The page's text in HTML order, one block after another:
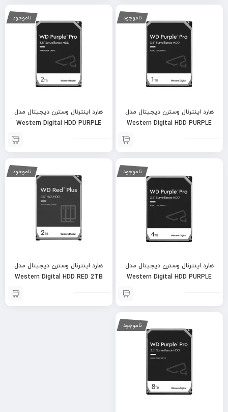
ناموجود
هارد اینترنال وسترن دیجیتال مدل
Western Digital HDD PURPLE
ناموجود
هارد اینترنال وسترن دیجیتال مدل
Western Digital HDD PURPLE
ناموجود
هارد اینترنال وسترن دیجیتال مدل
Western Digital HDD PURPLE
ناموجود
هارد اینترنال وسترن دیجیتال مدل
Western Digital HDD RED 2TB
ناموجود